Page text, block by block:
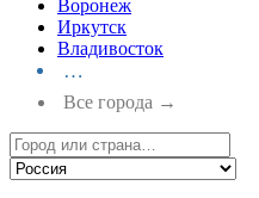
Воронеж
Иркутск
Владивосток
…
Все города →